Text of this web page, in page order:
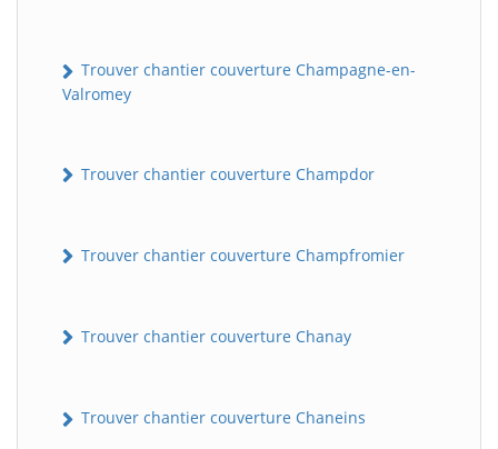
Trouver chantier couverture Champagne-en-
Valromey
Trouver chantier couverture Champdor
Trouver chantier couverture Champfromier
Trouver chantier couverture Chanay
Trouver chantier couverture Chaneins